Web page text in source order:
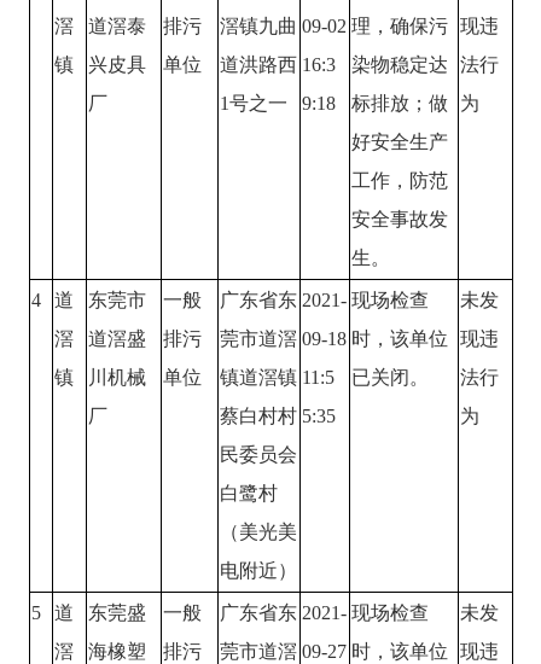
滘
镇
道滘泰
兴皮具
厂
排污
单位
滘镇九曲
道洪路西
1号之一
09-02
16:3
9:18
理，确保污
染物稳定达
标排放；做
好安全生产
工作，防范
安全事故发
生。
现违
法行
为
4
道
滘
镇
东莞市
道滘盛
川机械
厂
一般
排污
单位
广东省东
莞市道滘
镇道滘镇
蔡白村村
民委员会
白鹭村
（美光美
电附近）
2021-
09-18
11:5
5:35
现场检查
时，该单位
已关闭。
未发
现违
法行
为
5
道
滘
东莞盛
海橡塑
一般
排污
广东省东
莞市道滘
2021-
09-27
现场检查
时，该单位
未发
现违